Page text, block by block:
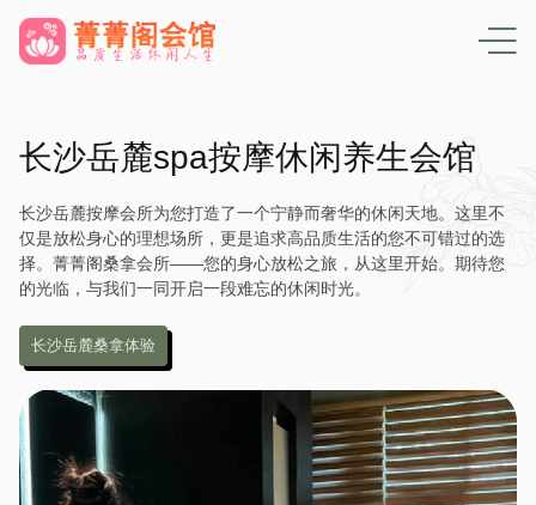
长沙岳麓spa按摩休闲养生会馆
长沙岳麓按摩会所为您打造了一个宁静而奢华的休闲天地。这里不
仅是放松身心的理想场所，更是追求高品质生活的您不可错过的选
择。菁菁阁桑拿会所——您的身心放松之旅，从这里开始。期待您
的光临，与我们一同开启一段难忘的休闲时光。
长沙岳麓桑拿体验